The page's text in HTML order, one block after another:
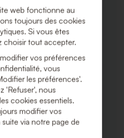
web fonctionne au
toujours des cookies
Si vous êtes
choisir tout accepter.
vos préférences
vous
les préférences'.
'Refuser', nous
cookies essentiels.
modifier vos
suite via notre page de